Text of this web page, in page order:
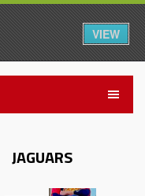
JAGUARS
VIEW